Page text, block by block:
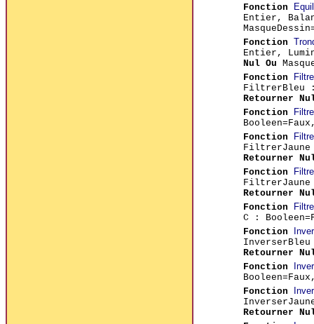
Fonction
Entier,
Fonction
Entier,
Nul Ou
Fonction
FiltrerBleu :
Retourner
Fonction
Fonction
FiltrerJaune
Retourner
Fonction
FiltrerJaune
Retourner
Fonction
C :
Fonction
Retourner
Fonction
Fonction
Retourner